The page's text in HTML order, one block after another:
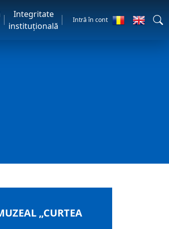
Integritate
instituțională
Intră în cont
„CURTEA